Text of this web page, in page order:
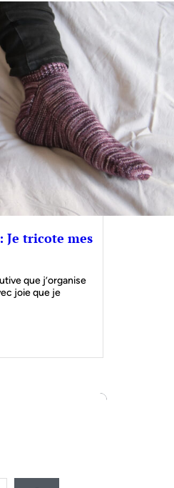
Je tricote mes
que j’organise
joie que je